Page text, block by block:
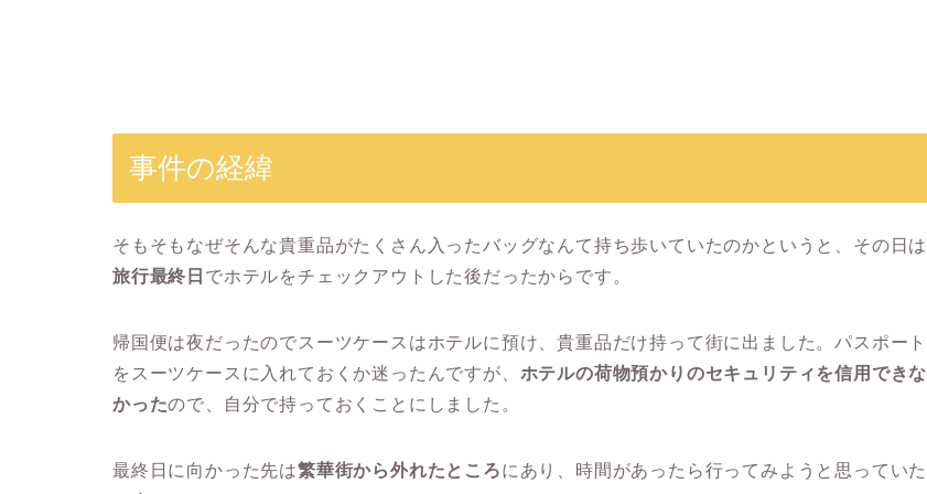
事件の経緯
そもそもなぜそんな貴重品がたくさん入ったバッグなんて持ち歩いていたのかというと、その日は
旅行最終日 でホテルをチェックアウトした後だったからです。
帰国便は夜だったのでスーツケースはホテルに預け、貴重品だけ持って街に出ました。パスポート
をスーツケースに入れておくか迷ったんですが、 ホテルの荷物預かりのセキュリティを信用できな
かったので、自分で持っておくことにしました。
最終日に向かった先は繁華街から外れたところにあり、時間があったら行ってみようと思っていた